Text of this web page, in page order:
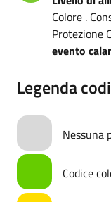
Colore .
Protezione
evento
Legenda
Nessuna
Codice